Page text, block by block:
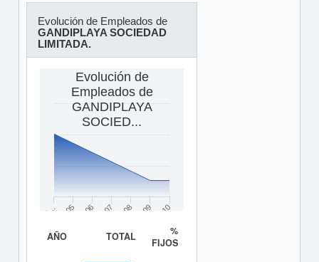
Evolución de Empleados de
GANDIPLAYA SOCIEDAD
LIMITADA.
Evolución de
Empleados de
GANDIPLAYA
SOCIED...
2… 2005 2006 2007 2008 2009 2010
AÑO TOTAL
%
FIJOS